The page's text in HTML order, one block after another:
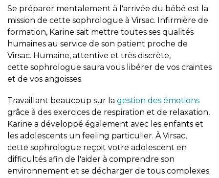
Se préparer mentalement à l'arrivée du bébé est la
mission de cette sophrologue à Virsac. Infirmière de
formation, Karine sait mettre toutes ses qualités
humaines au service de son patient proche de
Virsac. Humaine, attentive et très discrète,
cette sophrologue saura vous libérer de vos craintes
et de vos angoisses.
Travaillant beaucoup sur la gestion des émotions
grâce à des exercices de respiration et de relaxation,
Karine a développé également avec les enfants et
les adolescents un feeling particulier. À Virsac,
cette sophrologue reçoit votre adolescent en
difficultés afin de l'aider à comprendre son
environnement et se décharger de tous complexes.